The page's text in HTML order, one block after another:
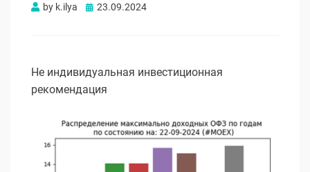
by k.ilya Опубликовано
23.09.2024
Не индивидуальная инвестиционная
рекомендация